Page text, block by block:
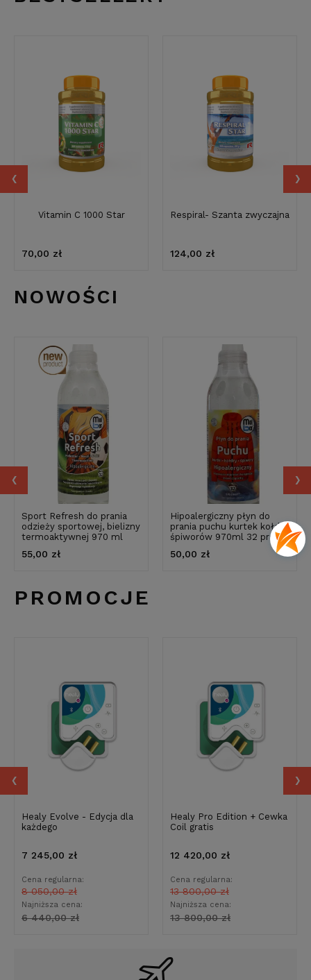
Vitamin C 1000 Star
70,00 zł
Respiral- Szanta zwyczajna
124,00 zł
‹ ›
NOWOŚCI
Sport Refresh do prania
odzieży sportowej, bielizny
termoaktywnej 970 ml
55,00 zł
Hipoalergiczny płyn do
prania puchu kurtek kołder
śpiworów 970ml 32 prania
50,00 zł
‹ ›
PROMOCJE
Healy Evolve - Edycja dla
każdego
7 245,00 zł
Cena regularna:
8 050,00 zł
Najniższa cena:
6 440,00 zł
Healy Pro Edition + Cewka
Coil gratis
12 420,00 zł
Cena regularna:
13 800,00 zł
Najniższa cena:
13 800,00 zł
‹ ›